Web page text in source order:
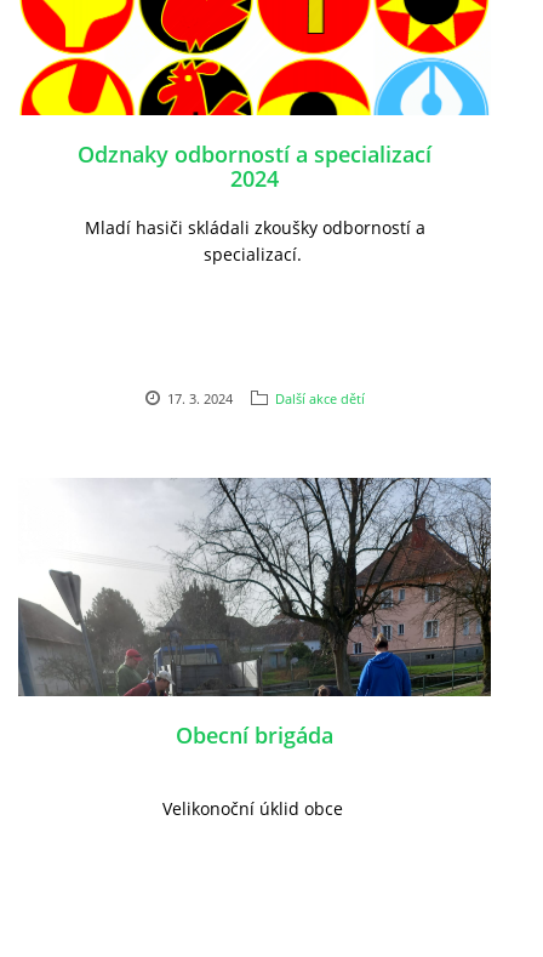
Odznaky odborností a specializací
2024
Mladí hasiči skládali zkoušky odborností a
specializací.
17. 3. 2024 Další akce dětí
Obecní brigáda
Velikonoční úklid obce